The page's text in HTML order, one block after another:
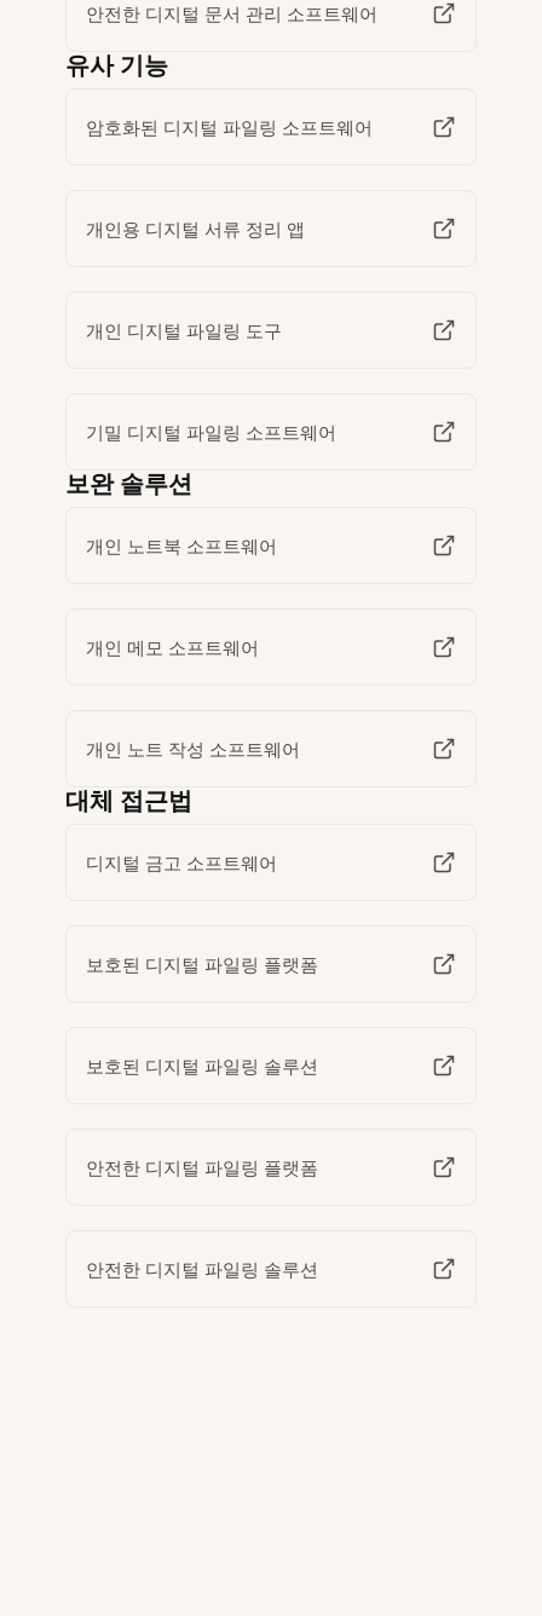
안전한 디지털 문서 관리 소프트웨어
유사 기능
암호화된 디지털 파일링 소프트웨어
개인용 디지털 서류 정리 앱
개인 디지털 파일링 도구
기밀 디지털 파일링 소프트웨어
보완 솔루션
개인 노트북 소프트웨어
개인 메모 소프트웨어
개인 노트 작성 소프트웨어
대체 접근법
디지털 금고 소프트웨어
보호된 디지털 파일링 플랫폼
보호된 디지털 파일링 솔루션
안전한 디지털 파일링 플랫폼
안전한 디지털 파일링 솔루션